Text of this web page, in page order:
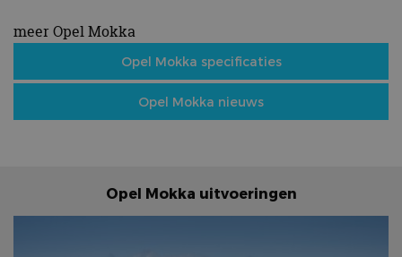
meer Opel Mokka
Opel Mokka specificaties
Opel Mokka nieuws
Opel Mokka uitvoeringen